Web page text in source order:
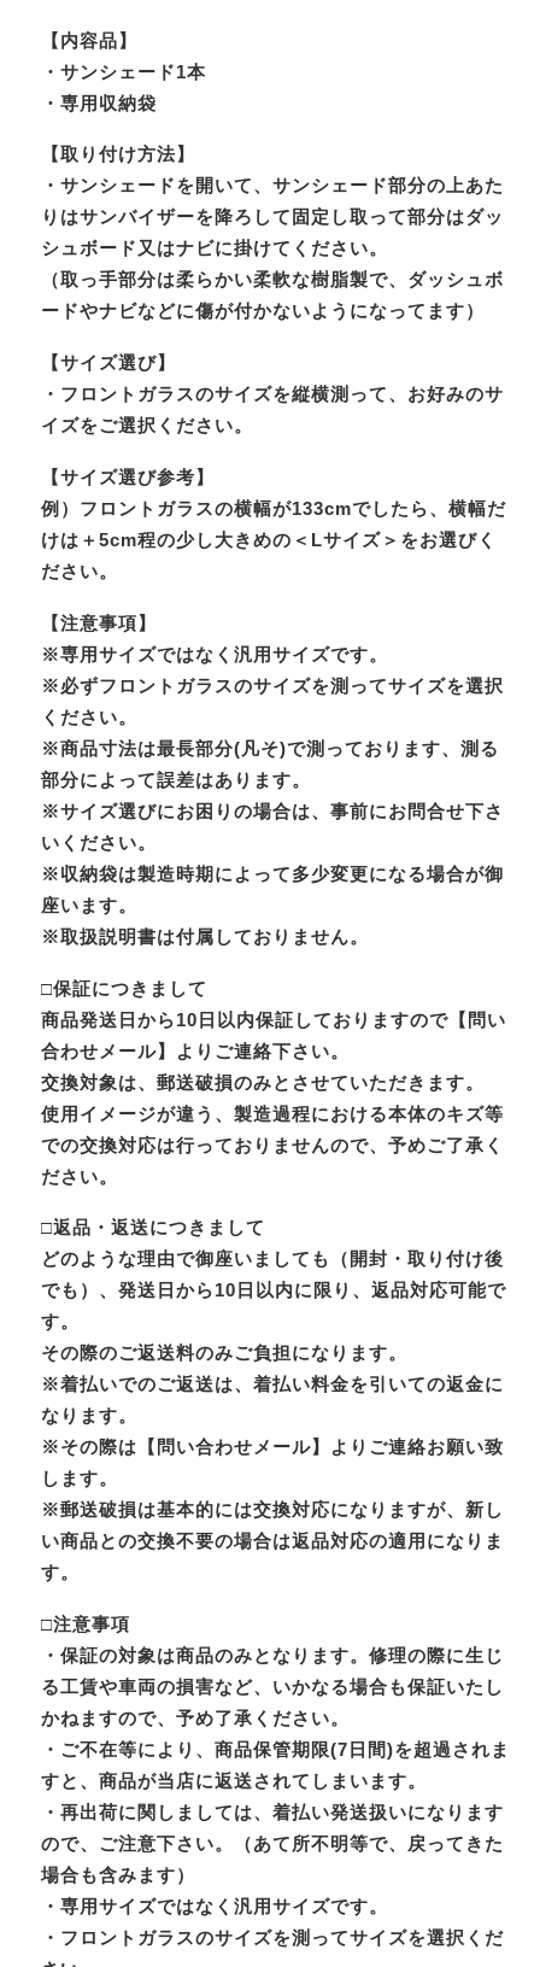
【内容品】
・サンシェード1本
・専用収納袋
【取り付け方法】
・サンシェードを開いて、サンシェード部分の上あた
りはサンバイザーを降ろして固定し取って部分はダッ
シュボード又はナビに掛けてください。
（取っ手部分は柔らかい柔軟な樹脂製で、ダッシュボ
ードやナビなどに傷が付かないようになってます）
【サイズ選び】
・フロントガラスのサイズを縦横測って、お好みのサ
イズをご選択ください。
【サイズ選び参考】
例）フロントガラスの横幅が133cmでしたら、横幅だ
けは＋5cm程の少し大きめの＜Lサイズ＞をお選びく
ださい。
【注意事項】
※専用サイズではなく汎用サイズです。
※必ずフロントガラスのサイズを測ってサイズを選択
ください。
※商品寸法は最長部分(凡そ)で測っております、測る
部分によって誤差はあります。
※サイズ選びにお困りの場合は、事前にお問合せ下さ
いください。
※収納袋は製造時期によって多少変更になる場合が御
座います。
※取扱説明書は付属しておりません。
□保証につきまして
商品発送日から10日以内保証しておりますので【問い
合わせメール】よりご連絡下さい。
交換対象は、郵送破損のみとさせていただきます。
使用イメージが違う、製造過程における本体のキズ等
での交換対応は行っておりませんので、予めご了承く
ださい。
□返品・返送につきまして
どのような理由で御座いましても（開封・取り付け後
でも）、発送日から10日以内に限り、返品対応可能で
す。
その際のご返送料のみご負担になります。
※着払いでのご返送は、着払い料金を引いての返金に
なります。
※その際は【問い合わせメール】よりご連絡お願い致
します。
※郵送破損は基本的には交換対応になりますが、新し
い商品との交換不要の場合は返品対応の適用になりま
す。
□注意事項
・保証の対象は商品のみとなります。修理の際に生じ
る工賃や車両の損害など、いかなる場合も保証いたし
かねますので、予め了承ください。
・ご不在等により、商品保管期限(7日間)を超過されま
すと、商品が当店に返送されてしまいます。
・再出荷に関しましては、着払い発送扱いになります
ので、ご注意下さい。（あて所不明等で、戻ってきた
場合も含みます）
・専用サイズではなく汎用サイズです。
・フロントガラスのサイズを測ってサイズを選択くだ